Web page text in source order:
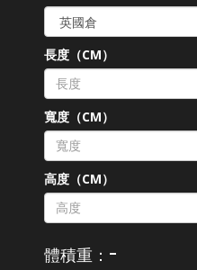
長度（CM）
寬度（CM）
高度（CM）
體積重： -